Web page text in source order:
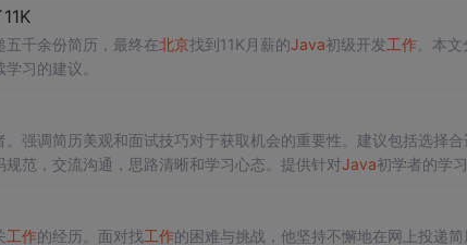
千余份简历，最终在北京找到11K月薪的Java初级开发工作。本文
习的建议。
强调简历美观和面试技巧对于获取机会的重要性。建议包括选择合
规范，交流沟通，思路清晰和学习心态。提供针对Java初学者的学
工作的经历。面对找工作的困难与挑战，他坚持不懈地在网上投递简